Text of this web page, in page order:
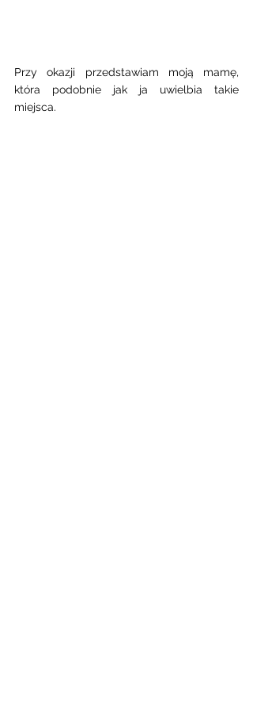
Przy okazji przedstawiam moją mamę,
która podobnie jak ja uwielbia takie
miejsca.